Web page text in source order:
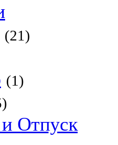
(21)
(1)
Отпуск